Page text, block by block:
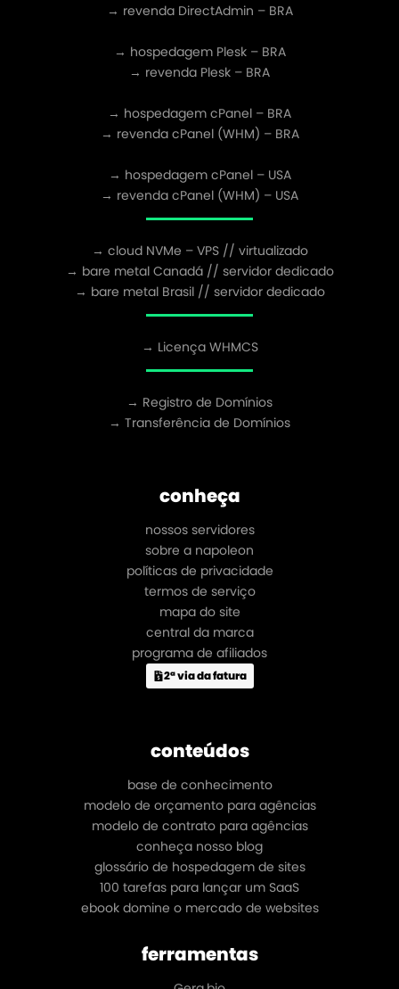
→ revenda DirectAdmin – BRA
→ hospedagem Plesk – BRA
→ revenda Plesk – BRA
→ hospedagem cPanel – BRA
→ revenda cPanel (WHM) – BRA
→ hospedagem cPanel – USA
→ revenda cPanel (WHM) – USA
→ cloud NVMe – VPS // virtualizado
→ bare metal Canadá // servidor dedicado
→ bare metal Brasil // servidor dedicado
→ Licença WHMCS
→ Registro de Domínios
→ Transferência de Domínios
conheça
nossos servidores
sobre a napoleon
políticas de privacidade
termos de serviço
mapa do site
central da marca
programa de afiliados
2ª via da fatura
conteúdos
base de conhecimento
modelo de orçamento para agências
modelo de contrato para agências
conheça nosso blog
glossário de hospedagem de sites
100 tarefas para lançar um SaaS
ebook domine o mercado de websites
ferramentas